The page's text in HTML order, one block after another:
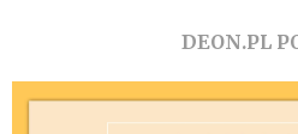
DEON.PL